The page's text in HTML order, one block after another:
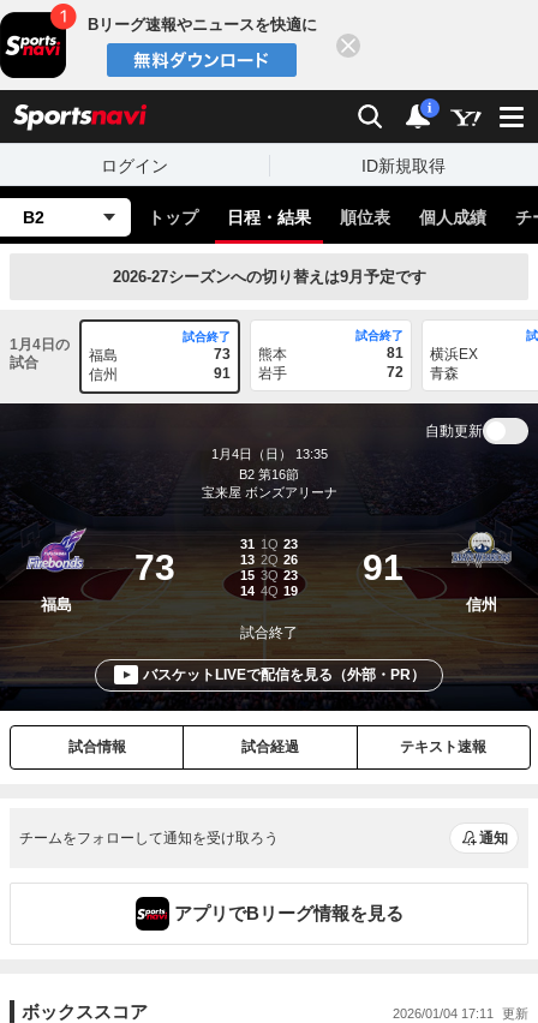
Bリーグ速報やニュースを快適に
検索 通知
i
ログイン ID新規取得
B2 トップ 日程・結果 順位表 個人成績 チ
2026-27シーズンへの切り替えは9月予定です
1月4日の
試合
試合終了
福島
73
信州
91
試合終了
熊本
81
岩手
72
横浜EX
青森
チームをフォローして通知を受け取ろう 通知
アプリでBリーグ情報を見る